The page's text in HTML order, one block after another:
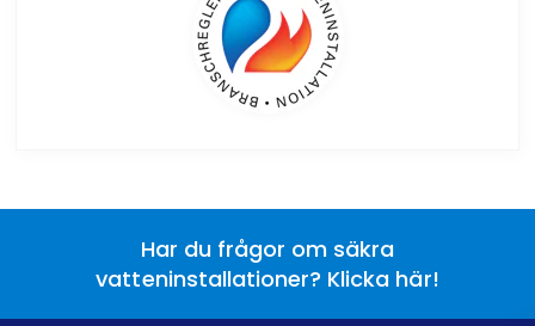
Har du frågor om säkra
vatteninstallationer? Klicka här!